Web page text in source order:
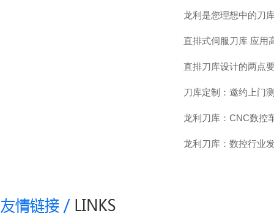
龙利是您理想中的刀
直排式伺服刀库 应用
直排刀库设计的两点
刀库定制：邀约上门
龙利刀库：CNC数控
龙利刀库：数控行业